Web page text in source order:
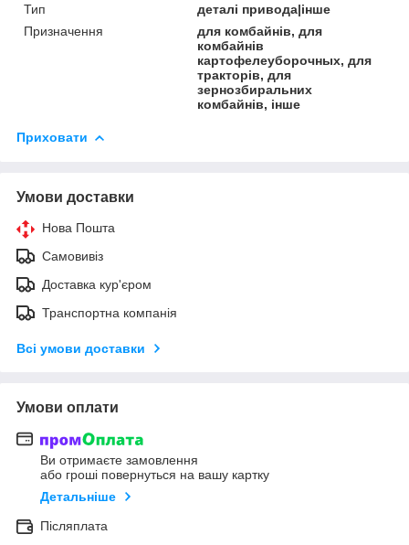
Тип
деталі привода|інше
Призначення
для комбайнів, для
комбайнів
картофелеуборочных, для
тракторів, для
зернозбиральних
комбайнів, інше
Приховати
Умови доставки
Нова Пошта
Самовивіз
Доставка кур'єром
Транспортна компанія
Всі умови доставки
Умови оплати
Ви отримаєте замовлення
або гроші повернуться на вашу картку
Детальніше
Післяплата